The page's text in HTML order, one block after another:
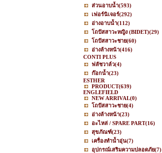
ส่วนอาบน้ำ(593)
เฟอร์นิเจอร์(292)
อ่างอาบน้ำ(112)
โถปัสสาวะหญิง (BIDET)(29)
โถปัสสาวะชาย(60)
อ่างล้างหน้า(416)
CONTI PLUS
ฟลัชวาล์ว(4)
ก๊อกน้ำ(23)
ESTHER
PRODUCT(639)
ENGLEFIELD
NEW ARRIVAL(0)
โถปัสสาวะชาย(4)
อ่างล้างหน้า(23)
อะไหล่ / SPARE PART(16)
สุขภัณฑ์(23)
เครื่องทำน้ำอุ่น(7)
อุปกรณ์เสริมความปลอดภัย(7)